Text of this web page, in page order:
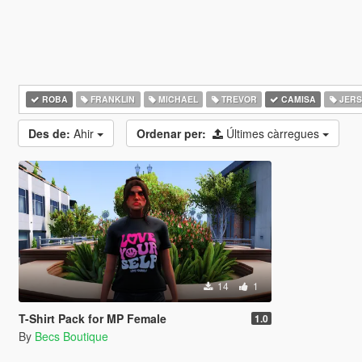
ROBA FRANKLIN MICHAEL TREVOR CAMISA
Des de: Ahir Ordenar per: Últimes càrregues
14 1
T-Shirt Pack for MP Female 1.0
By Becs Boutique